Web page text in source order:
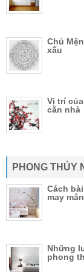
Chủ
xấu
Vị trí
căn nhà
PHONG THỦY
Cách
may mắn
Những
phong